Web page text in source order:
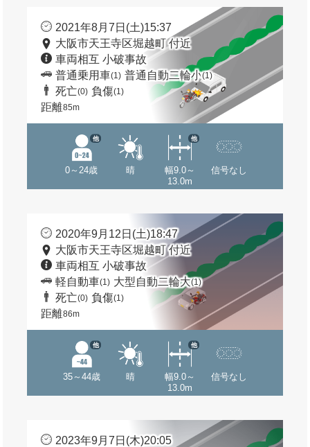
2021年8月7日(土)15:37
大阪市天王寺区堀越町 付近
車両相互 小破事故
普通乗用車(1) 普通自動二輪小(1)
死亡(0) 負傷(1)
距離85m
0～24歳
他
晴
幅9.0～
13.0m
他
信号なし
2020年9月12日(土)18:47
大阪市天王寺区堀越町 付近
車両相互 小破事故
軽自動車(1) 大型自動二輪大(1)
死亡(0) 負傷(1)
距離86m
35～44歳
他
晴
幅9.0～
13.0m
他
信号なし
2023年9月7日(木)20:05